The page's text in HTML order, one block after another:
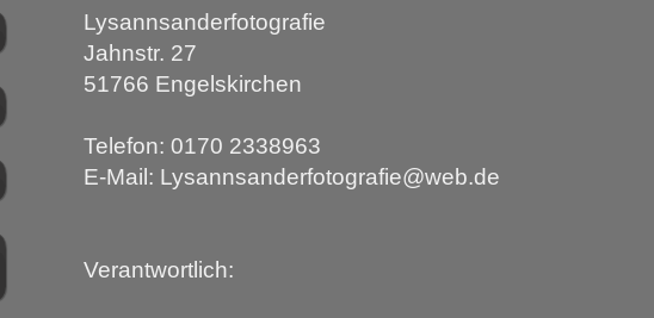
Lysannsanderfotografie
Jahnstr. 27
51766 Engelskirchen
Telefon: 0170 2338963
E-Mail: Lysannsanderfotografie@web.de
Verantwortlich: